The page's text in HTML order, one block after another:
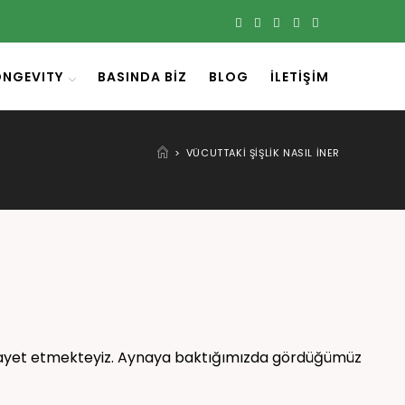
BASINDA BIZ BLOG İLETIŞIM
> VÜCUTTAKI ŞIŞLIK NASIL INER
etmekteyiz. Aynaya baktığımızda gördüğümüz